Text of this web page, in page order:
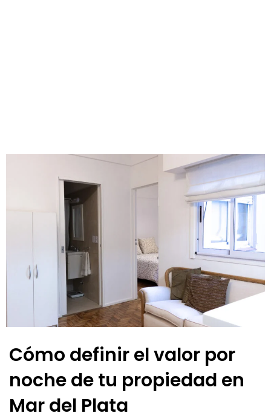
Cómo definir el valor por
noche de tu propiedad en
Mar del Plata